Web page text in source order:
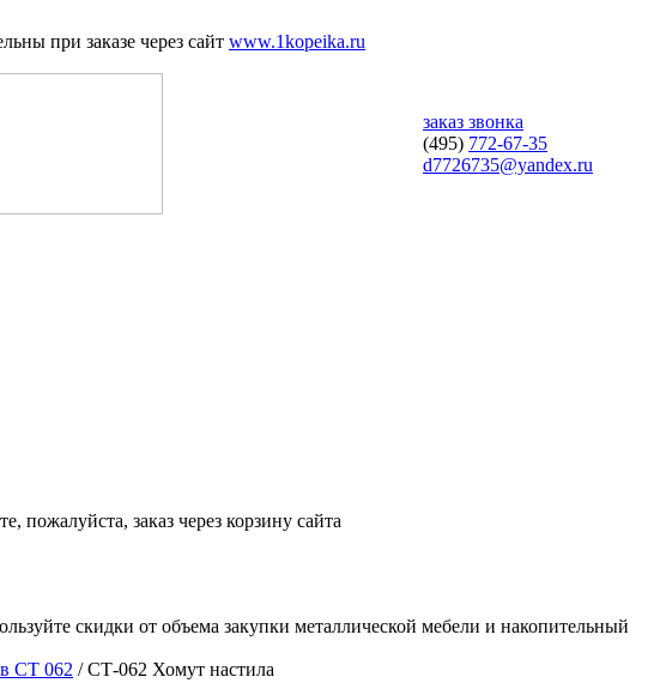
при заказе через сайт www.1kopeika.ru
заказ звонка
(495) 772-67-35
d7726735@yandex.ru
пожалуйста, заказ через корзину сайта
скидки от объема закупки металлической мебели и накопительный
СТ 062 / СТ-062 Хомут настила